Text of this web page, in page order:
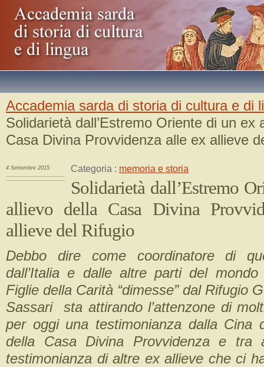
Accademia sarda di storia di cultura e di
Solidarietà dall’Estremo Oriente di un ex
Casa Divina Provvidenza alle ex allieve
4 Settembre 2015 Categoria : memoria e storia
Solidarietà dall’Estremo
allievo della Casa Divina
allieve del Rifugio
Debbo dire come coordinatore di
dall’Italia e dalle altre parti del mondo
Figlie della Carità “dimesse” dal Rifugio
Sassari sta attirando l’attenzone di
per oggi una testimonianza dalla Cina
della Casa Divina Provvidenza e tra
testimonianza di altre ex allieve che ci